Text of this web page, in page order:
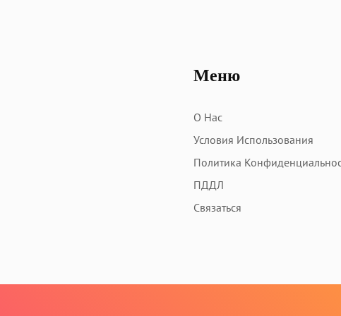
Меню
О Нас
Условия Использования
Политика
ПДДЛ
Связаться